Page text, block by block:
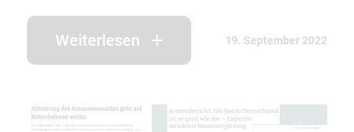
Weiterlesen 19. September 2022